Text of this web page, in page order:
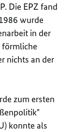
Die EPZ fand
wurde
in der
förmliche
nichts an der
zum ersten
konnte als